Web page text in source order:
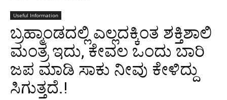
Useful Information
ಬ್ರಹ್ಮಾಂಡದಲ್ಲಿ ಎಲ್ಲದಕ್ಕಿಂತ ಶಕ್ತಿಶಾಲಿ
ಮಂತ್ರ ಇದು, ಕೇವಲ ಒಂದು ಬಾರಿ
ಜಪ ಮಾಡಿ ಸಾಕು ನೀವು ಕೇಳಿದ್ದು
ಸಿಗುತ್ತದೆ.!